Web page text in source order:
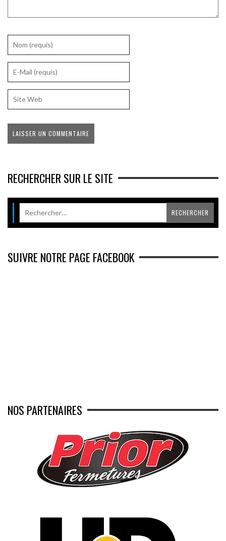
RECHERCHER SUR LE SITE
SUIVRE NOTRE PAGE FACEBOOK
NOS PARTENAIRES